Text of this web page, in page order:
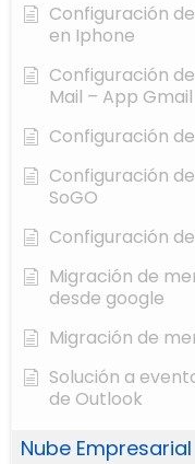
Configuración
en Iphone
Configuración
Mail – App Gmail
Configuración
Configuración
SoGO
Configuración
Migración de
desde google
Migración de
Solución a
de Outlook
Nube Empresarial